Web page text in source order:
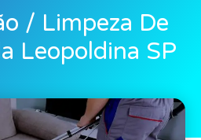
/ Limpeza De
Leopoldina SP